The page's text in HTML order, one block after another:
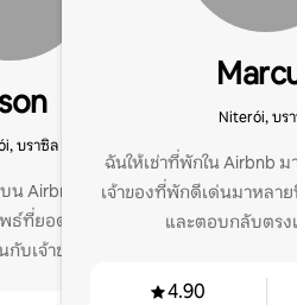
บราซิล
น Airbnb มาเป็นเวลา 10
ที่ยอดเยี่ยมจากการ
บเจ้าของที่พักรายอื่น
Niterói, บร
ฉันให้เช่าที่พักใน Airbnb ม
เจ้าของที่พักดีเด่นมาหลา
และตอบกลับตรงเ
4.90